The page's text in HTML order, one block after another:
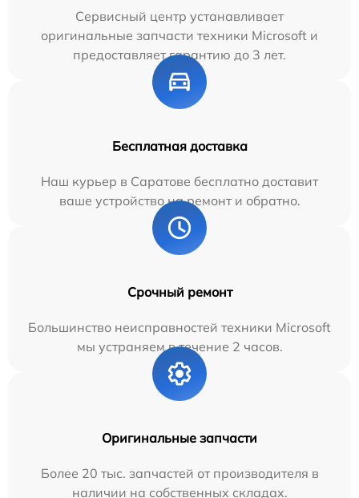
Сервисный центр устанавливает
оригинальные запчасти техники Microsoft и
предоставляет гарантию до 3 лет.
Бесплатная доставка
Наш курьер в Саратове бесплатно доставит
ваше устройство на ремонт и обратно.
Срочный ремонт
Большинство неисправностей техники Microsoft
мы устраняем в течение 2 часов.
Оригинальные запчасти
Более 20 тыс. запчастей от производителя в
наличии на собственных складах.